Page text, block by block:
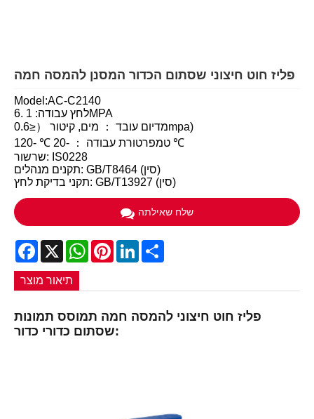
פליז חוט חיצוני שסתום הכדור המסנן להמסה חמה
Model:AC-C2140
לחץ עבודה: 1 .6MPA
מדיום עובד ： מים, קיטור （≤0.6mpa)
טמפרטורת עבודה ： -20 ℃ -120 ℃
שרשור: IS0228
תקנים מנהלים: GB/T8464 (סין)
תקני בדיקת לחץ: GB/T13927 (סין)
שלח שאילתה
Facebook
X WhatsApp
PinterestLinkedIn
תיאור מוצר
פליז חוט חיצוני להמסה חמה תמוסס תמונות
שסתום כדורי כדור: